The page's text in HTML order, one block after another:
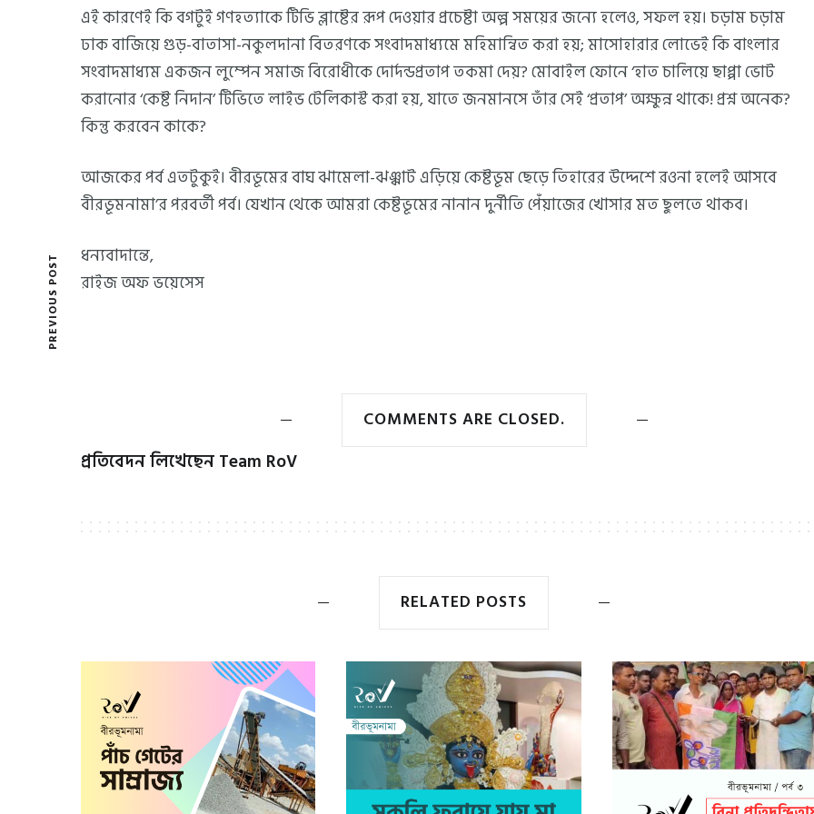
এই কারণেই কি বগটুই গণহত্যাকে টিভি ব্লাষ্টের রূপ দেওয়ার প্রচেষ্টা অল্প সময়ের জন্যে হলেও, সফল হয়। চড়াম চড়াম
ঢাক বাজিয়ে গুড়-বাতাসা-নকুলদানা বিতরণকে সংবাদমাধ্যমে মহিমান্বিত করা হয়; মাসোহারার লোভেই কি বাংলার
সংবাদমাধ্যম একজন লুম্পেন সমাজ বিরোধীকে দোর্দন্ডপ্রতাপ তকমা দেয়? মোবাইল ফোনে ‘হাত চালিয়ে ছাপ্পা ভোট
করানোর ‘কেষ্ট নিদান’ টিভিতে লাইভ টেলিকাস্ট করা হয়, যাতে জনমানসে তাঁর সেই ‘প্রতাপ’ অক্ষুন্ন থাকে! প্রশ্ন অনেক?
কিন্তু করবেন কাকে?
আজকের পর্ব এতটুকুই। বীরভূমের বাঘ ঝামেলা-ঝঞ্ঝাট এড়িয়ে কেষ্টভূম ছেড়ে তিহারের উদ্দেশে রওনা হলেই আসবে
বীরভূমনামা’র পরবর্তী পর্ব। যেখান থেকে আমরা কেষ্টভূমের নানান দুর্নীতি পেঁয়াজের খোসার মত ছুলতে থাকব।
ধন্যবাদান্তে,
রাইজ অফ ভয়েসেস
COMMENTS ARE CLOSED.
প্রতিবেদন লিখেছেনTeam RoV
RELATED POSTS
PREVIOUS POST